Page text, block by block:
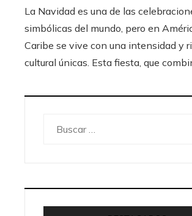
La Navidad es una de las
simbólicas del mundo, pero en
Caribe se vive con una intensidad y
cultural únicas. Esta fiesta, que